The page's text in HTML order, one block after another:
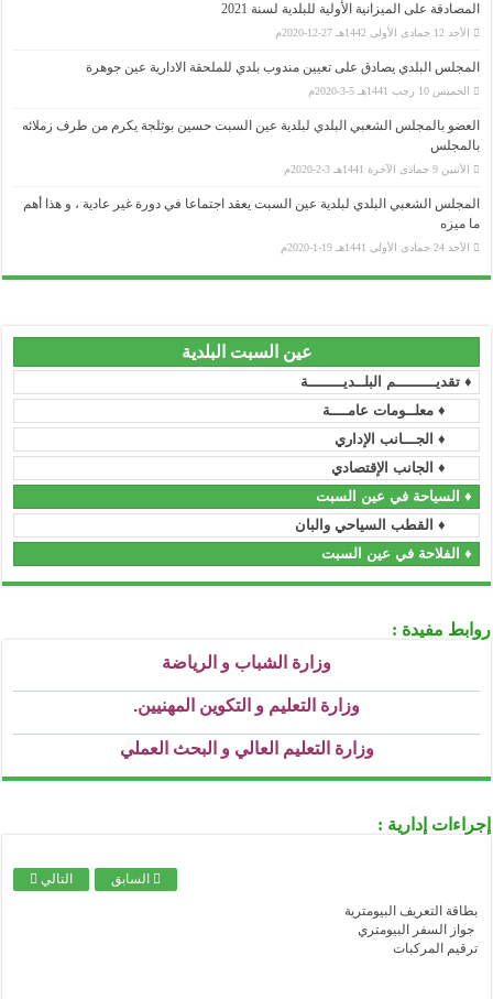
المصادقة على الميزانية الأولية للبلدية لسنة 2021
الأحد 12 جمادى الأولى 1442هـ 27-12-2020م
المجلس البلدي يصادق على تعيين مندوب بلدي للملحقة الادارية عين جوهرة
الخميس 10 رجب 1441هـ 5-3-2020م
العضو بالمجلس الشعبي البلدي لبلدية عين السبت حسين بوثلجة يكرم من طرف زملائه
بالمجلس
الأثنين 9 جمادى الآخرة 1441هـ 3-2-2020م
المجلس الشعبي البلدي لبلدية عين السبت يعقد اجتماعا في دورة غير عادية ، و هذا أهم
ما ميزه
الأحد 24 جمادى الأولى 1441هـ 19-1-2020م
عين السبت البلدية
♦ تقديـــــــــم البلــديــــــــة
♦ معلــومات عامــــة
♦ الجـــانب الإداري
♦ الجانب الإقتصادي
♦ السياحة في عين السبت
♦ القطب السياحي والبان
♦ الفلاحة في عين السبت
روابط مفيدة :
ولاية سطيف
رئاسة الجمهورية
مجلس الأمة
الجريدة الرسمية
الأمانة العامة للحكومة
وزارة السكن و العمران و المدينة
وزارة العمل و التشغيل و الضمان الإجتماعي
وزارة التعليم و التكوين المهنيين
وزارة التعليم العالي و البحث العملي
وزارة التربية الوطنية
الصندوق الوطني للتأمينات الاجتماعية للعمال الأجراء
إجراءات إدارية :
التالي السابق
بطاقة التعريف البيومترية
جواز السفر البيومتري
ترقيم المركبات